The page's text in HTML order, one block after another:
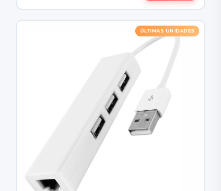
ÚLTIMAS UNIDADES